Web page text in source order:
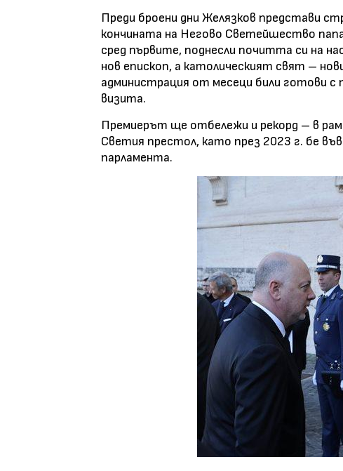
Преди броени дни Желязков представи
кончината на Негово Светейшество
сред първите, поднесли почитта си на
нов епископ, а католическият свят –
администрация от месеци били готови
визита.
Премиерът ще отбележи и рекорд – в
Светия престол, като през 2023 г. бе
парламента.